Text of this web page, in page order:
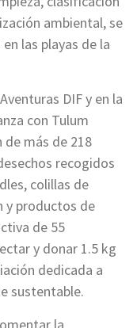
ambiental, se
las playas de la
DIF y en la
con Tulum
de más de 218
recogidos
colillas de
y productos de
de 55
y donar 1.5 kg
dedicada a
sustentable.